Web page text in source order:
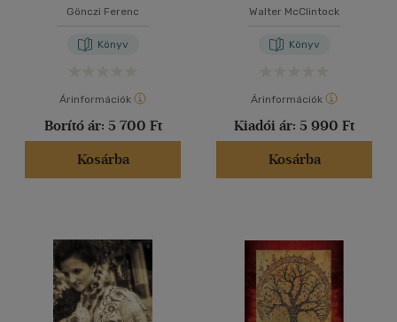
Gönczi Ferenc
Könyv
Árinformációk
Borító ár: 5 700 Ft
Kosárba
Walter McClintock
Könyv
Árinformációk
Kiadói ár: 5 990 Ft
Kosárba